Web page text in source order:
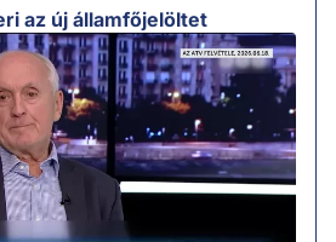
az új államfőjelöltet